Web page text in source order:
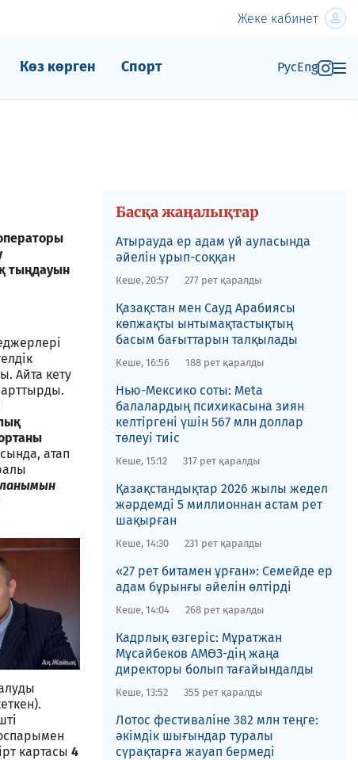
Жеке кабинет
Көз көрген Спорт РусEng
тыңдауын
Айта кету
атап
картасы 4
Басқа жаңалықтар
Атырауда ер адам үй ауласында
әйелін ұрып-соққан
Кеше, 20:57 277 рет қаралды
Қазақстан мен Сауд Арабиясы
көпжақты ынтымақтастықтың
басым бағыттарын талқылады
Кеше, 16:56 188 рет қаралды
Нью-Мексико соты​: Meta
балалардың психикасына зиян
келтіргені үшін 567 млн доллар
төлеуі тиіс
Кеше, 15:12 317 рет қаралды
Қазақстандықтар 2026 жылы жедел
жәрдемді 5 миллионнан астам рет
шақырған
Кеше, 14:30 231 рет қаралды
«27 рет битамен ұрған»: Семейде ер
адам бұрынғы әйелін өлтірді
Кеше, 14:04 268 рет қаралды
Кадрлық өзгеріс: Мұратжан
Мұсайбеков АМӨЗ-дің жаңа
директоры болып ​тағайындалды
Кеше, 13:52 355 рет қаралды
Лотос фестиваліне​ 382 млн теңге:
әкімдік шығындар туралы
сүрақтарға жауап бермеді